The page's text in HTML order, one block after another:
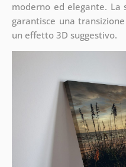
moderno ed elegante. La
garantisce una
un effetto 3D suggestivo.